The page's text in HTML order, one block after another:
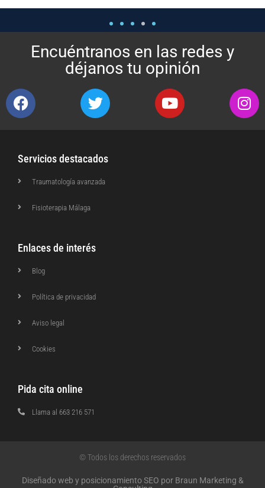
Encuéntranos en las redes y
déjanos tu opinión
Servicios destacados
Traumatología avanzada
Fisioterapia Málaga
Enlaces de interés
Blog
Política de privacidad
Aviso legal
Cookies
Pida cita online
Llama al 663 216 571
© Todos los derechos reservados
Diseñado web y posicionamiento SEO por Braun Marketing &